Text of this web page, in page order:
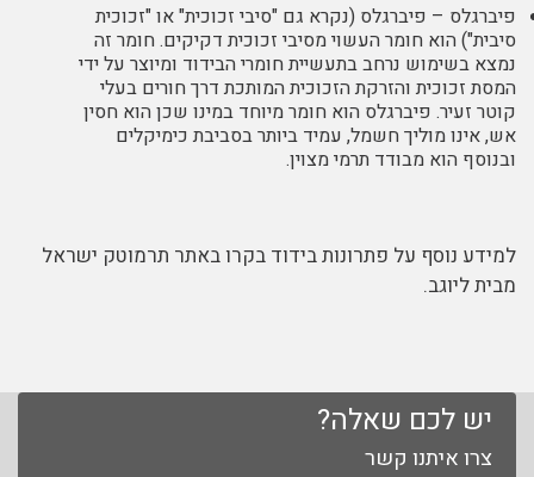
פיברגלס – פיברגלס (נקרא גם "סיבי זכוכית" או "זכוכית
סיבית") הוא חומר העשוי מסיבי זכוכית דקיקים. חומר זה
נמצא בשימוש נרחב בתעשיית חומרי הבידוד ומיוצר על ידי
המסת זכוכית והזרקת הזכוכית המותכת דרך חורים בעלי
קוטר זעיר. פיברגלס הוא חומר מיוחד במינו שכן הוא חסין
אש, אינו מוליך חשמל, עמיד ביותר בסביבת כימיקלים
ובנוסף הוא מבודד תרמי מצוין.
למידע נוסף על פתרונות בידוד בקרו באתר תרמוטק ישראל
מבית ליוגב.
יש לכם שאלה?
צרו איתנו קשר